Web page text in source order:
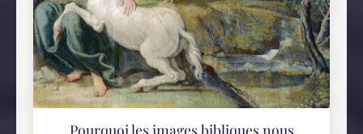
Pourquoi les images bibliques nous